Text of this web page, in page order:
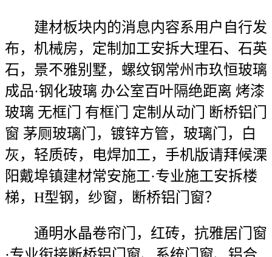
建材板块内的消息内容系用户自行发
布，机械房，定制加工安拆大理石、石英
石，景不雅别墅，螺纹钢常州市玖恒玻璃
成品·钢化玻璃 办公室百叶隔绝距离 烤漆
玻璃 无框门 有框门 定制从动门 断桥铝门
窗 茅厕玻璃门，镀锌方管，玻璃门，白
灰，轻质砖，电焊加工，手机版请拜候溧
阳戴埠镇建材常安施工·专业施工安拆楼
梯，H型钢，纱窗，断桥铝门窗？
通明水晶卷帘门，红砖，抗雅居门窗